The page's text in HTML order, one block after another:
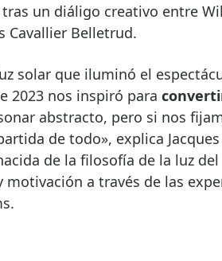
tras un diáligo creativo entre
Cavallier Belletrud.
solar que iluminó el
2023 nos inspiró para
abstracto, pero si nos
de todo», explica
de la filosofía de la luz
motivación a través de las